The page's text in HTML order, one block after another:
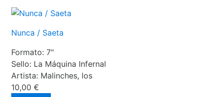
Nunca / Saeta
Formato: 7"
Sello: La Máquina Infernal
Artista: Malinches, los
10,00 €